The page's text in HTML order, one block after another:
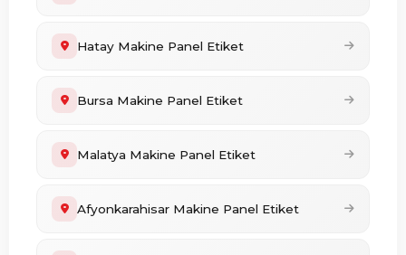
Hatay Makine Panel Etiket
Bursa Makine Panel Etiket
Malatya Makine Panel Etiket
Afyonkarahisar Makine Panel Etiket